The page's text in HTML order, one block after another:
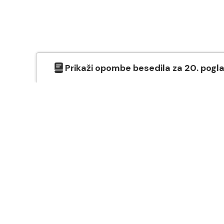
Prikaži opombe besedila za 20.